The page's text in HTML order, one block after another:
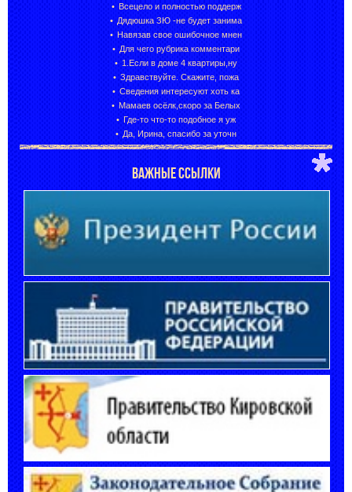
Всецело и полностью поддерж
Дядюшка ЗЮ -не будет занима
Навязав свое ошибочное мнен
Для чего рубрика комментари
1.Если в доме 4 квартиры,ну
Здравствуйте. Скажите, пожа
Сведения интересуют хоть ка
Мамаев осёлк,скоро за Белых
Где-то что-то подобное я уж
Да, Ирина, спасибо за уточн
ВАЖНЫЕ ССЫЛКИ